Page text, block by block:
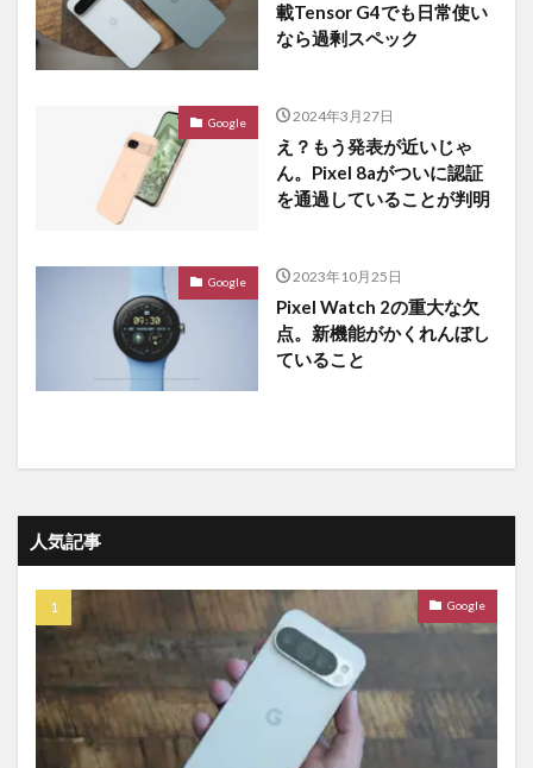
載Tensor G4でも日常使い
なら過剰スペック
Google 2024年3月27日
え？もう発表が近いじゃ
ん。Pixel 8aがついに認証
を通過していることが判明
Google 2023年10月25日
Pixel Watch 2の重大な欠
点。新機能がかくれんぼし
ていること
人気記事
Google